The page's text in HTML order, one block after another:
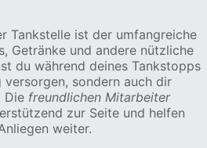
Tankstelle ist der umfangreiche
Getränke und andere nützliche
du während deines Tankstopps
versorgen, sondern auch dir
Die freundlichen Mitarbeiter
zur Seite und helfen
weiter.